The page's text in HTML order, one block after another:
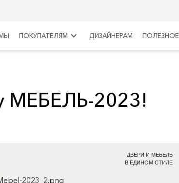
ПОКУПАТЕЛЯМ keyboard_arrow_right ДИЗАЙНЕРАМ ПОЛЕЗНОЕ
МЕБЕЛЬ-2023!
ДВЕРИ И МЕБЕЛЬ
В ЕДИНОМ СТИЛЕ